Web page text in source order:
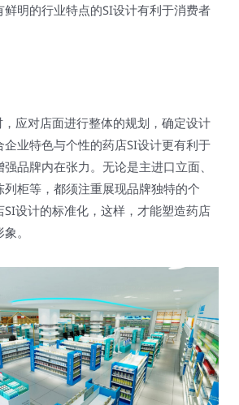
明的行业特点的SI设计有利于消费者
，应对店面进行整体的规划，确定设计
企业特色与个性的药店SI设计更有利于
品牌内在张力。无论是主进口立面、
柜等，都须注重展现品牌独特的个
设计的标准化，这样，才能塑造药店
。